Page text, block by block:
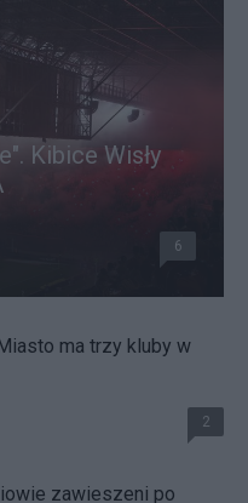
Kibice Wisły
6
ma trzy kluby w
2
zawieszeni po